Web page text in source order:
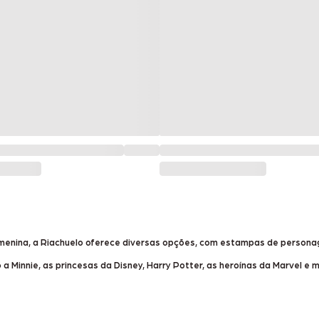
a Riachuelo oferece diversas opções, com estampas de
Minnie, as princesas da Disney, Harry Potter, as heroínas da Marvel